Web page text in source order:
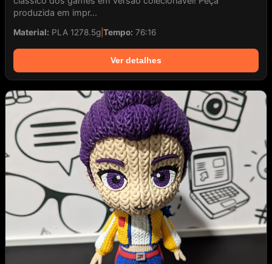
produzida em impr...
Material: PLA 1278.5g| Tempo: 76:16
Ver detalhes